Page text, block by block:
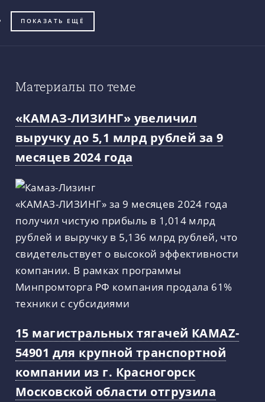
ПОКАЗАТЬ ЕЩЁ
Материалы по теме
«КАМАЗ-ЛИЗИНГ» увеличил
выручку до 5,1 млрд рублей за 9
месяцев 2024 года
«КАМАЗ-ЛИЗИНГ» за 9 месяцев 2024 года
получил чистую прибыль в 1,014 млрд
рублей и выручку в 5,136 млрд рублей, что
свидетельствует о высокой эффективности
компании. В рамках программы
Минпромторга РФ компания продала 61%
техники с субсидиями
15 магистральных тягачей КАМАZ-
54901 для крупной транспортной
компании из г. Красногорск
Московской области отгрузила